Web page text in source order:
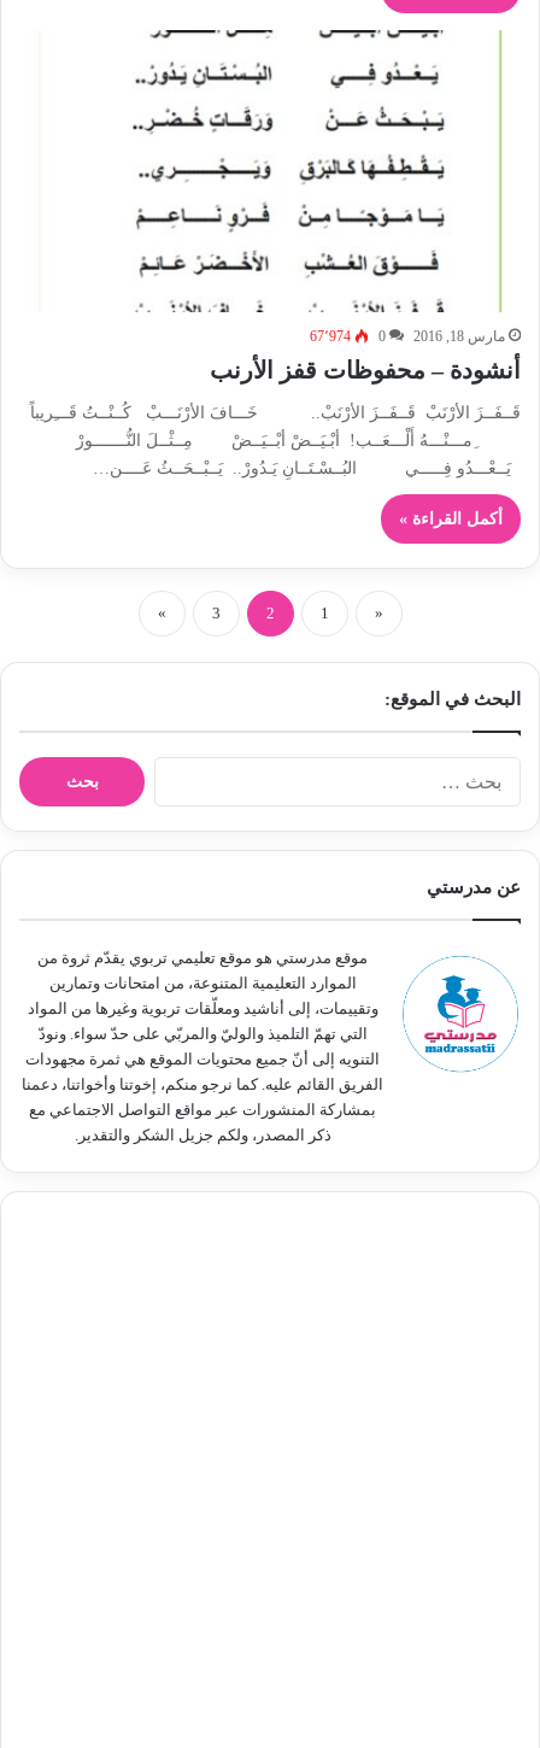
مارس 18, 2016 0 67٬974
أنشودة – محفوظات قفز الأرنب
قَــفَــزَ الأرْنَبْ قَــفَــزَ الأرْنَبْ.. خَـــافَ الأرْنَـــبْ كُــنْــتُ قَـــِريباً
ِمـــنْـــهُ أَلْـــعَــب! أبْـيَــضْ أبْــيَــضْ مِــثْــلَ النُّـــــــورْ
يَــعْـــدُو فِـــــي البُــسْـتَــانِ يَـدُورْ.. يَــبْــحَــثُ عَــــن…
أكمل القراءة »
«
1
2
3
»
البحث في الموقع:
ن
عن مدرستي
موقع مدرستي هو موقع تعليمي تربوي يقدّم ثروة من
الموارد التعليمية المتنوعة، من امتحانات وتمارين
وتقييمات، إلى أناشيد ومعلّقات تربوية وغيرها من المواد
التي تهمّ التلميذ والوليّ والمربّي على حدّ سواء. ونودّ
التنويه إلى أنّ جميع محتويات الموقع هي ثمرة مجهودات
الفريق القائم عليه. كما نرجو منكم، إخوتنا وأخواتنا، دعمنا
بمشاركة المنشورات عبر مواقع التواصل الاجتماعي مع
ذكر المصدر، ولكم جزيل الشكر والتقدير.